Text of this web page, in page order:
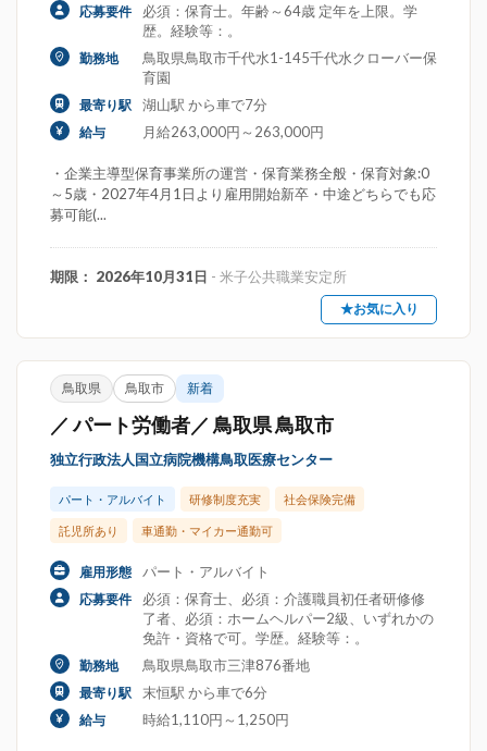
応募要件
必須：保育士。年齢～64歳 定年を上限。学
歴。経験等：。
勤務地
鳥取県鳥取市千代水1-145千代水クローバー保
育園
最寄り駅 湖山駅 から車で7分
給与 月給263,000円～263,000円
・企業主導型保育事業所の運営・保育業務全般・保育対象:0
～5歳・2027年4月1日より雇用開始新卒・中途どちらでも応
募可能(...
期限： 2026年10月31日 - 米子公共職業安定所
★お気に入り
鳥取県 鳥取市 新着
／ パート労働者／ 鳥取県 鳥取市
独立行政法人国立病院機構鳥取医療センター
パート・アルバイト 研修制度充実 社会保険完備
託児所あり 車通勤・マイカー通勤可
雇用形態 パート・アルバイト
応募要件
必須：保育士、必須：介護職員初任者研修修
了者、必須：ホームヘルパー2級、いずれかの
免許・資格で可。学歴。経験等：。
勤務地 鳥取県鳥取市三津876番地
最寄り駅 末恒駅 から車で6分
給与 時給1,110円～1,250円